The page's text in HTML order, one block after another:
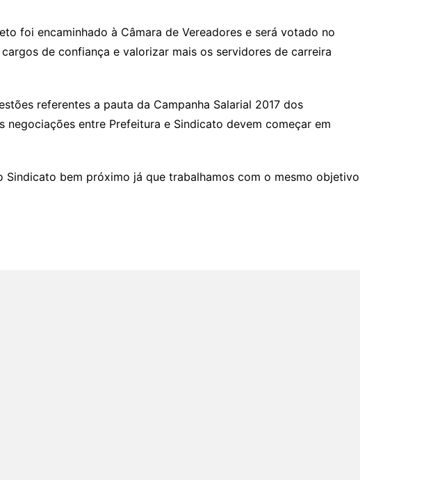
foi encaminhado à Câmara de Vereadores e será votado no
de confiança e valorizar mais os servidores de carreira
referentes a pauta da Campanha Salarial 2017 dos
entre Prefeitura e Sindicato devem começar em
Sindicato bem próximo já que trabalhamos com o mesmo objetivo